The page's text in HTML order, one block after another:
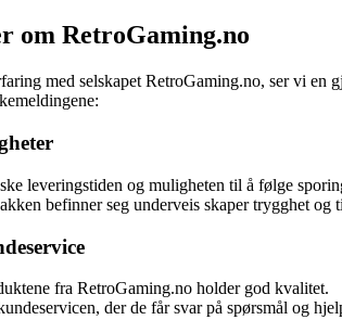
om RetroGaming.no
med selskapet RetroGaming.no, ser vi
leveringstiden og muligheten til å følge
befinner seg underveis skaper trygghet og
fra RetroGaming.no holder god kvalitet.
der de får svar på spørsmål og